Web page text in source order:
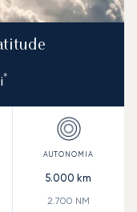
*
5.000 km
2.700 NM